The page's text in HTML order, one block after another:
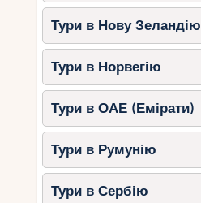
Тури в Нову Зеландію
Тури в Норвегію
Тури в ОАЕ (Емірати)
Тури в Румунію
Тури в Сербію